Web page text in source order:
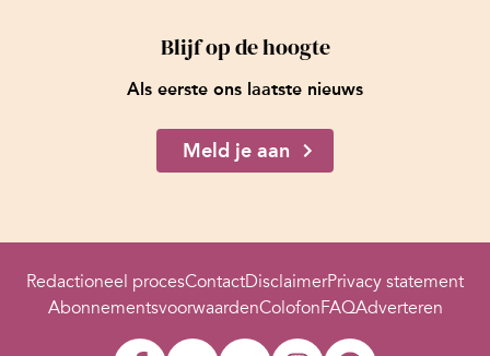
Blijf op de hoogte
Als eerste ons laatste nieuws
Meld je aan
Redactioneel procesContactDisclaimerPrivacy statement
AbonnementsvoorwaardenColofonFAQAdverteren